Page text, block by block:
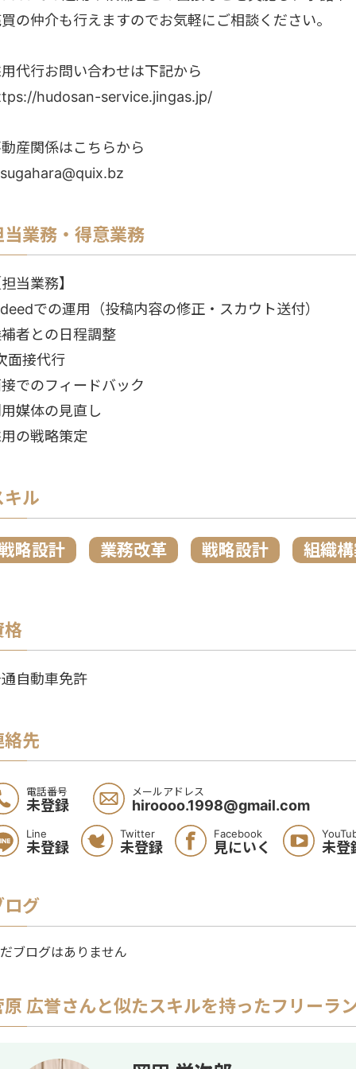
の仲介も行えますのでお気軽にご相談ください。
代行お問い合わせは下記から
hudosan-service.jingas.jp/
産関係はこちらから
当業務・得意業務
当業務】
での運用（投稿内容の修正・スカウト送付）
者との日程調整
面接代行
でのフィードバック
媒体の見直し
の戦略策定
キル
略設計 業務改革 戦略設計 組織
格
自動車免許
絡先
電話番号
未登録
メールアドレス
hiroooo.1998@gmail.com
Line
未登録
Twitter
未登録
Facebook
見にいく 未登
ログ
ブログはありません
原 広誉さんと似たスキルを持ったフリーラ